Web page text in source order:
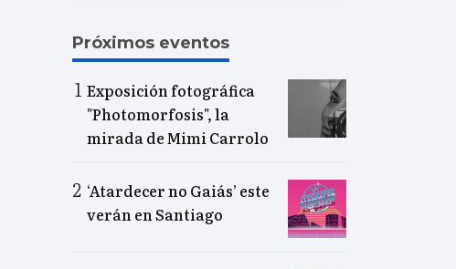
Próximos eventos
Exposición fotográfica
"Photomorfosis", la
mirada de Mimi Carrolo
‘Atardecer no Gaiás’ este
verán en Santiago